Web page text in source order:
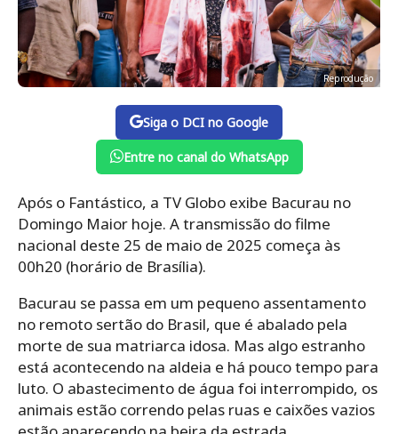
Reprodução
Siga o DCI no Google
Entre no canal do WhatsApp
Após o Fantástico, a TV Globo exibe Bacurau no
Domingo Maior hoje. A transmissão do filme
nacional deste 25 de maio de 2025 começa às
00h20 (horário de Brasília).
Bacurau se passa em um pequeno assentamento
no remoto sertão do Brasil, que é abalado pela
morte de sua matriarca idosa. Mas algo estranho
está acontecendo na aldeia e há pouco tempo para
luto. O abastecimento de água foi interrompido, os
animais estão correndo pelas ruas e caixões vazios